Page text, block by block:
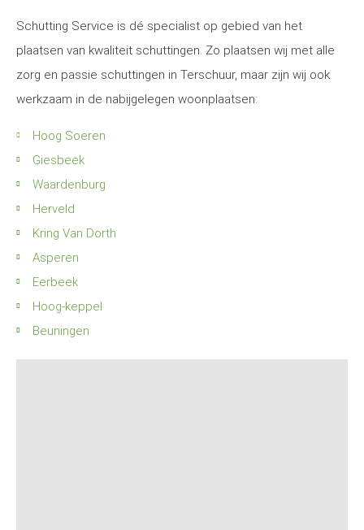
Schutting Service is dé specialist op gebied van het
plaatsen van kwaliteit schuttingen. Zo plaatsen wij met alle
zorg en passie schuttingen in Terschuur, maar zijn wij ook
werkzaam in de nabijgelegen woonplaatsen:
Hoog Soeren
Giesbeek
Waardenburg
Herveld
Kring Van Dorth
Asperen
Eerbeek
Hoog-keppel
Beuningen